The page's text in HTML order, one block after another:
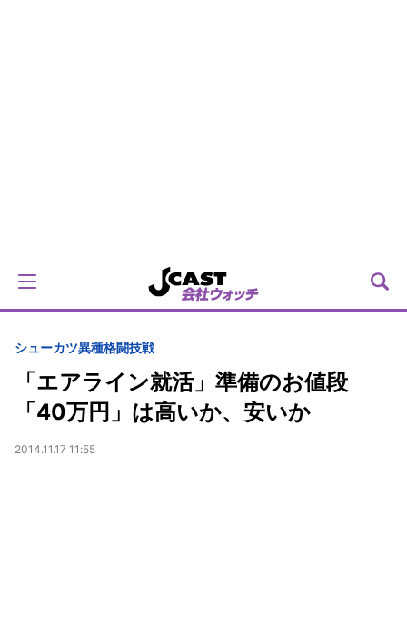
シューカツ異種格闘技戦
「エアライン就活」準備のお値段
「40万円」は高いか、安いか
2014.11.17 11:55